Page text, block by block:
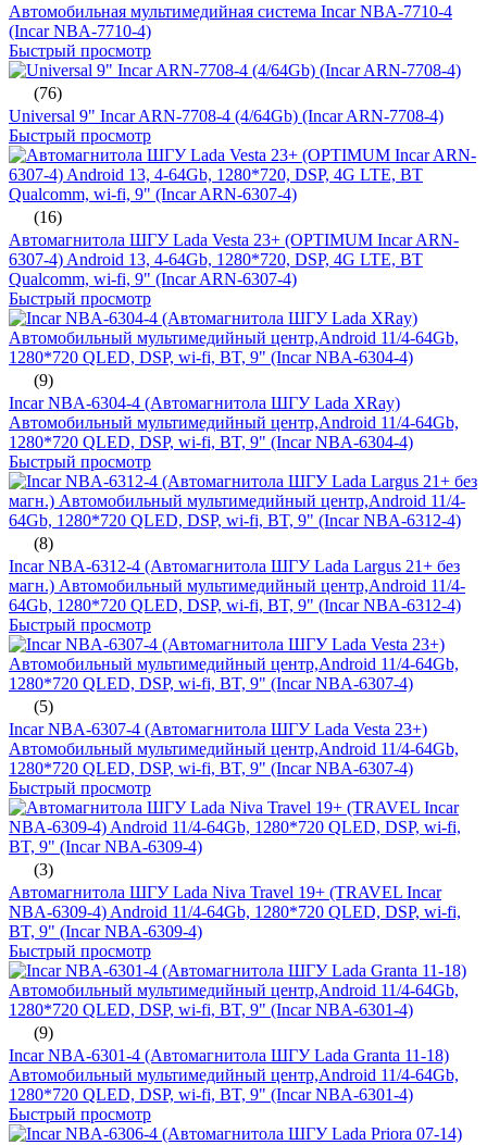
Автомобильная мультимедийная система Incar NBA-7710-4
(Incar NBA-7710-4)
Быстрый просмотр
(76)
Universal 9" Incar ARN-7708-4 (4/64Gb) (Incar ARN-7708-4)
Быстрый просмотр
(16)
Автомагнитола ШГУ Lada Vesta 23+ (OPTIMUM Incar ARN-
6307-4) Android 13, 4-64Gb, 1280*720, DSP, 4G LTE, BT
Qualcomm, wi-fi, 9" (Incar ARN-6307-4)
Быстрый просмотр
(9)
Incar NBA-6304-4 (Автомагнитола ШГУ Lada XRay)
Автомобильный мультимедийный центр,Android 11/4-64Gb,
1280*720 QLED, DSP, wi-fi, BT, 9" (Incar NBA-6304-4)
Быстрый просмотр
(8)
Incar NBA-6312-4 (Автомагнитола ШГУ Lada Largus 21+ без
магн.) Автомобильный мультимедийный центр,Android 11/4-
64Gb, 1280*720 QLED, DSP, wi-fi, BT, 9" (Incar NBA-6312-4)
Быстрый просмотр
(5)
Incar NBA-6307-4 (Автомагнитола ШГУ Lada Vesta 23+)
Автомобильный мультимедийный центр,Android 11/4-64Gb,
1280*720 QLED, DSP, wi-fi, BT, 9" (Incar NBA-6307-4)
Быстрый просмотр
(3)
Автомагнитола ШГУ Lada Niva Travel 19+ (TRAVEL Incar
NBA-6309-4) Android 11/4-64Gb, 1280*720 QLED, DSP, wi-fi,
BT, 9" (Incar NBA-6309-4)
Быстрый просмотр
(9)
Incar NBA-6301-4 (Автомагнитола ШГУ Lada Granta 11-18)
Автомобильный мультимедийный центр,Android 11/4-64Gb,
1280*720 QLED, DSP, wi-fi, BT, 9" (Incar NBA-6301-4)
Быстрый просмотр